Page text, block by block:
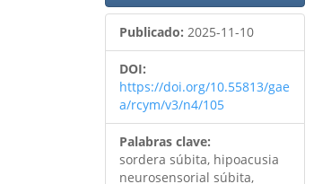
Publicado: 2025-11-10
DOI:
https://doi.org/10.55813/gae
a/rcym/v3/n4/105
Palabras clave:
sordera súbita, hipoacusia
neurosensorial súbita,